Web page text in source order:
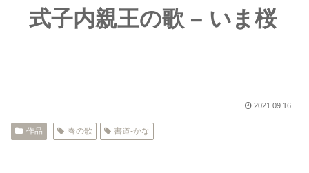
式子内親王の歌 – いま桜
2021.09.16
作品 春の歌 書道-かな